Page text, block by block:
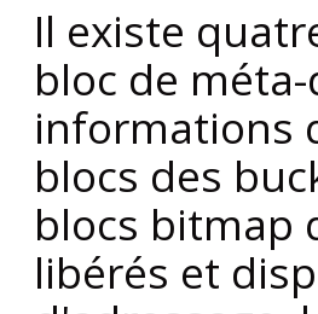
Il existe
bloc de
informations
blocs des
blocs bitmap
libérés et